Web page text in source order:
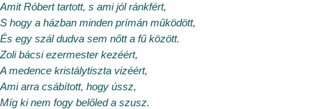
Amit Róbert tartott, s ami jól ránkfért,
S hogy a házban minden prímán működött,
És egy szál dudva sem nőtt a fű között.
Zoli bácsi ezermester kezéért,
A medence kristálytiszta vizéért,
Ami arra csábított, hogy ússz,
Míg ki nem fogy belőled a szusz.